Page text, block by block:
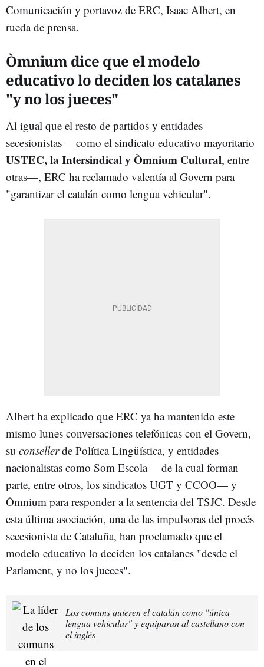
Comunicación y portavoz de ERC, Isaac Albert, en
rueda de prensa.
Òmnium dice que el modelo
educativo lo deciden los catalanes
"y no los jueces"
Al igual que el resto de partidos y entidades
secesionistas —como el sindicato educativo mayoritario
USTEC, la Intersindical y Òmnium Cultural, entre
otras—, ERC ha reclamado valentía al Govern para
"garantizar el catalán como lengua vehicular".
Albert ha explicado que ERC ya ha mantenido este
mismo lunes conversaciones telefónicas con el Govern,
su consellerde Política Lingüística, y entidades
nacionalistas como Som Escola —de la cual forman
parte, entre otros, los sindicatos UGT y CCOO— y
Òmnium para responder a la sentencia del TSJC. Desde
esta última asociación, una de las impulsoras del procés
secesionista de Cataluña, han proclamado que el
modelo educativo lo deciden los catalanes "desde el
Parlament, y no los jueces".
Los comuns quieren el catalán como "única
lengua vehicular" y equiparan al castellano con
el inglés